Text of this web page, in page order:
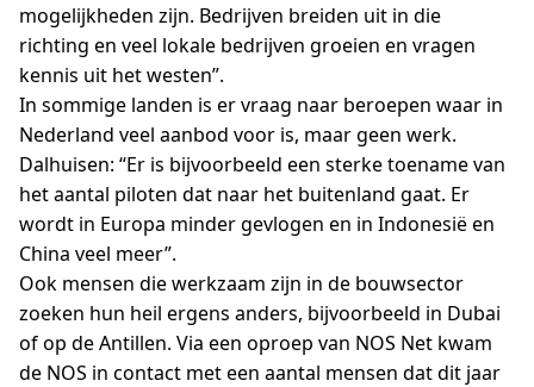
mogelijkheden zijn. Bedrijven breiden uit in die
richting en veel lokale bedrijven groeien en vragen
kennis uit het westen”.
In sommige landen is er vraag naar beroepen waar in
Nederland veel aanbod voor is, maar geen werk.
Dalhuisen: “Er is bijvoorbeeld een sterke toename van
het aantal piloten dat naar het buitenland gaat. Er
wordt in Europa minder gevlogen en in Indonesië en
China veel meer”.
Ook mensen die werkzaam zijn in de bouwsector
zoeken hun heil ergens anders, bijvoorbeeld in Dubai
of op de Antillen. Via een oproep van NOS Net kwam
de NOS in contact met een aantal mensen dat dit jaar